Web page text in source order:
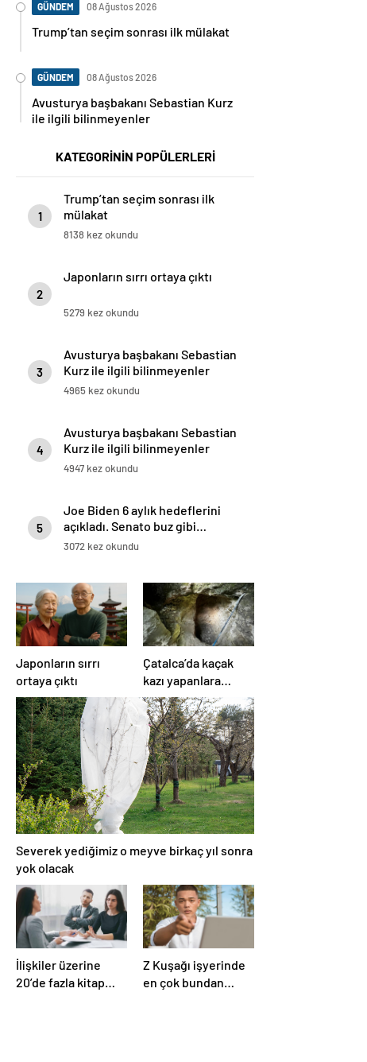
GÜNDEM 08 Ağustos 2026
Trump’tan seçim sonrası ilk mülakat
GÜNDEM 08 Ağustos 2026
Avusturya başbakanı Sebastian Kurz
ile ilgili bilinmeyenler
KATEGORİNİN POPÜLERLERİ
1
Trump’tan seçim sonrası ilk
mülakat
8138 kez okundu
2
Japonların sırrı ortaya çıktı
5279 kez okundu
3
Avusturya başbakanı Sebastian
Kurz ile ilgili bilinmeyenler
4965 kez okundu
4
Avusturya başbakanı Sebastian
Kurz ile ilgili bilinmeyenler
4947 kez okundu
5
Joe Biden 6 aylık hedeflerini
açıkladı. Senato buz gibi…
3072 kez okundu
Japonların sırrı
ortaya çıktı
Çatalca’da kaçak
kazı yapanlara
operasyon: 4
gözaltı
Severek yediğimiz o meyve birkaç yıl sonra
yok olacak
İlişkiler üzerine
20’de fazla kitap
Z Kuşağı işyerinde
en çok bundan